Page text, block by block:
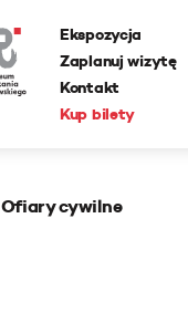
Ekspozycja
Zaplanuj wizytę
Kontakt
Kup bilety
Ofiary cywilne